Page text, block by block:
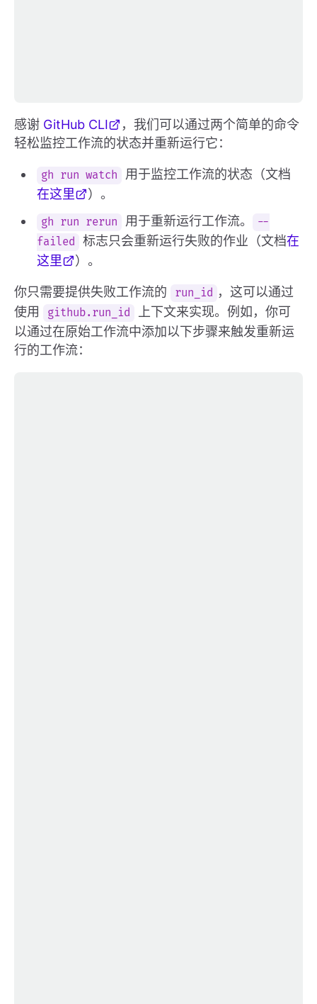
感谢 GitHub CLI
，我们可以通过两个简单的命令
轻松监控工作流的状态并重新运行它：
gh run watch
用于监控工作流的状态（文档
在这里
）。
gh run rerun 用于重新运行工作流。
--
failed
标志只会重新运行失败的作业（文档在
这里
）。
你只需要提供失败工作流的 run_id ，这可以通过
使用
github.run_id
上下文来实现。例如，你可
以通过在原始工作流中添加以下步骤来触发重新运
行的工作流：